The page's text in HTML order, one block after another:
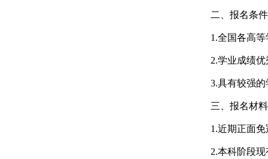
二、报名条件
1.全国各高等
2.学业成绩
3.具有较强
三、报名材料
1.近期正面
2.本科阶段